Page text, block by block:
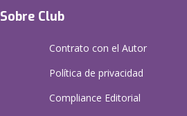
Sobre Club
Contrato con el Autor
Política de privacidad
Compliance Editorial